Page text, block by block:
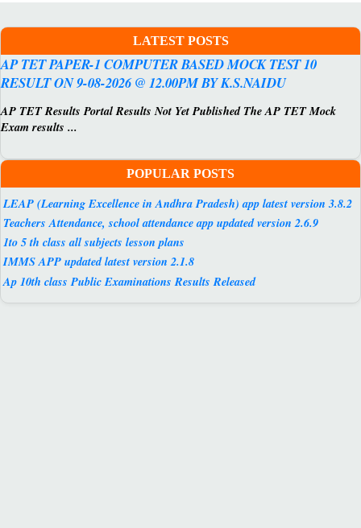
LATEST POSTS
AP TET PAPER-1 COMPUTER BASED MOCK TEST 10
RESULT ON 9-08-2026 @ 12.00PM BY K.S.NAIDU
AP TET Results Portal Results Not Yet Published The AP TET Mock
Exam results ...
POPULAR POSTS
LEAP (Learning Excellence in Andhra Pradesh) app latest version 3.8.2
Teachers Attendance, school attendance app updated version 2.6.9
1to 5 th class all subjects lesson plans
IMMS APP updated latest version 2.1.8
Ap 10th class Public Examinations Results Released